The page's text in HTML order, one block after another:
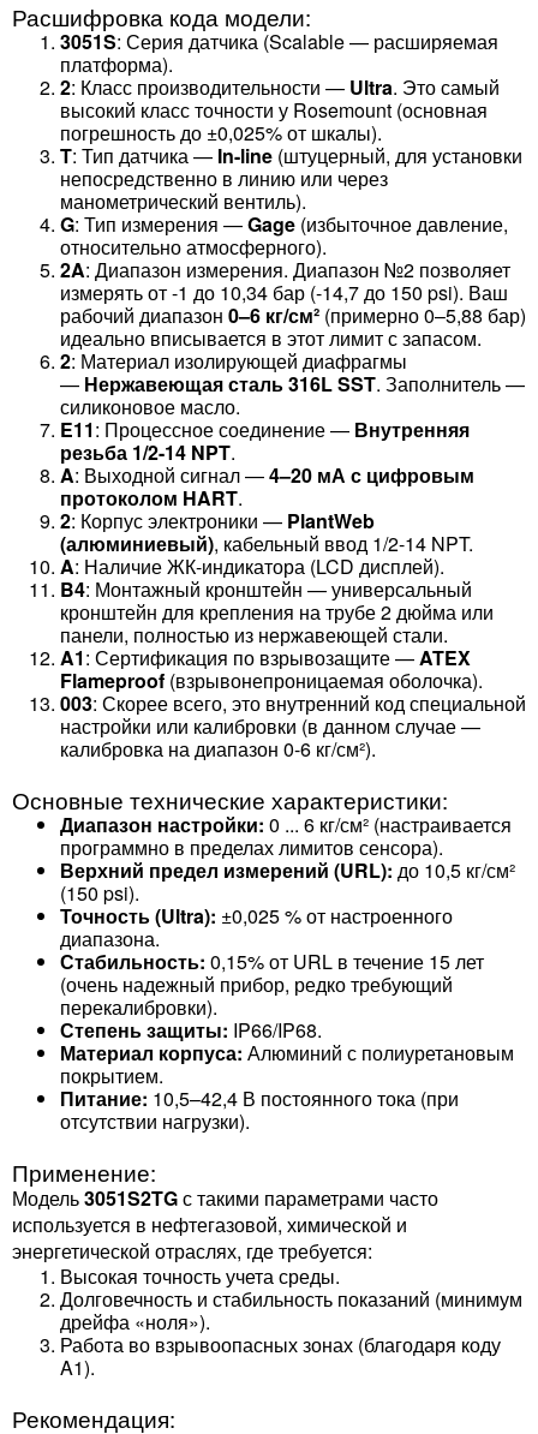
Расшифровка кода модели:
3051S: Серия датчика (Scalable — расширяемая
платформа).
2: Класс производительности — Ultra. Это самый
высокий класс точности у Rosemount (основная
погрешность до ±0,025% от шкалы).
T: Тип датчика — In-line (штуцерный, для установки
непосредственно в линию или через
манометрический вентиль).
G: Тип измерения —Gage (избыточное давление,
относительно атмосферного).
2A: Диапазон измерения. Диапазон №2 позволяет
измерять от -1 до 10,34 бар (-14,7 до 150 psi). Ваш
рабочий диапазон 0–6 кг/см² (примерно 0–5,88 бар)
идеально вписывается в этот лимит с запасом.
2: Материал изолирующей диафрагмы
— Нержавеющая сталь 316L SST. Заполнитель —
силиконовое масло.
E11: Процессное соединение — Внутренняя
резьба 1/2-14 NPT.
A: Выходной сигнал —4–20 мА с цифровым
протоколом HART.
2: Корпус электроники — PlantWeb
(алюминиевый), кабельный ввод 1/2-14 NPT.
A: Наличие ЖК-индикатора (LCD дисплей).
B4: Монтажный кронштейн — универсальный
кронштейн для крепления на трубе 2 дюйма или
панели, полностью из нержавеющей стали.
A1: Сертификация по взрывозащите —ATEX
Flameproof (взрывонепроницаемая оболочка).
003: Скорее всего, это внутренний код специальной
настройки или калибровки (в данном случае —
калибровка на диапазон 0-6 кг/см²).
Основные технические характеристики:
Диапазон настройки: 0 ... 6 кг/см² (настраивается
программно в пределах лимитов сенсора).
Верхний предел измерений (URL): до 10,5 кг/см²
(150 psi).
Точность (Ultra): ±0,025 % от настроенного
диапазона.
Стабильность: 0,15% от URL в течение 15 лет
(очень надежный прибор, редко требующий
перекалибровки).
Степень защиты: IP66/IP68.
Материал корпуса: Алюминий с полиуретановым
покрытием.
Питание: 10,5–42,4 В постоянного тока (при
отсутствии нагрузки).
Применение:
Модель3051S2TGс такими параметрами часто
используется в нефтегазовой, химической и
энергетической отраслях, где требуется:
Высокая точность учета среды.
Долговечность и стабильность показаний (минимум
дрейфа «ноля»).
Работа во взрывоопасных зонах (благодаря коду
A1).
Рекомендация: